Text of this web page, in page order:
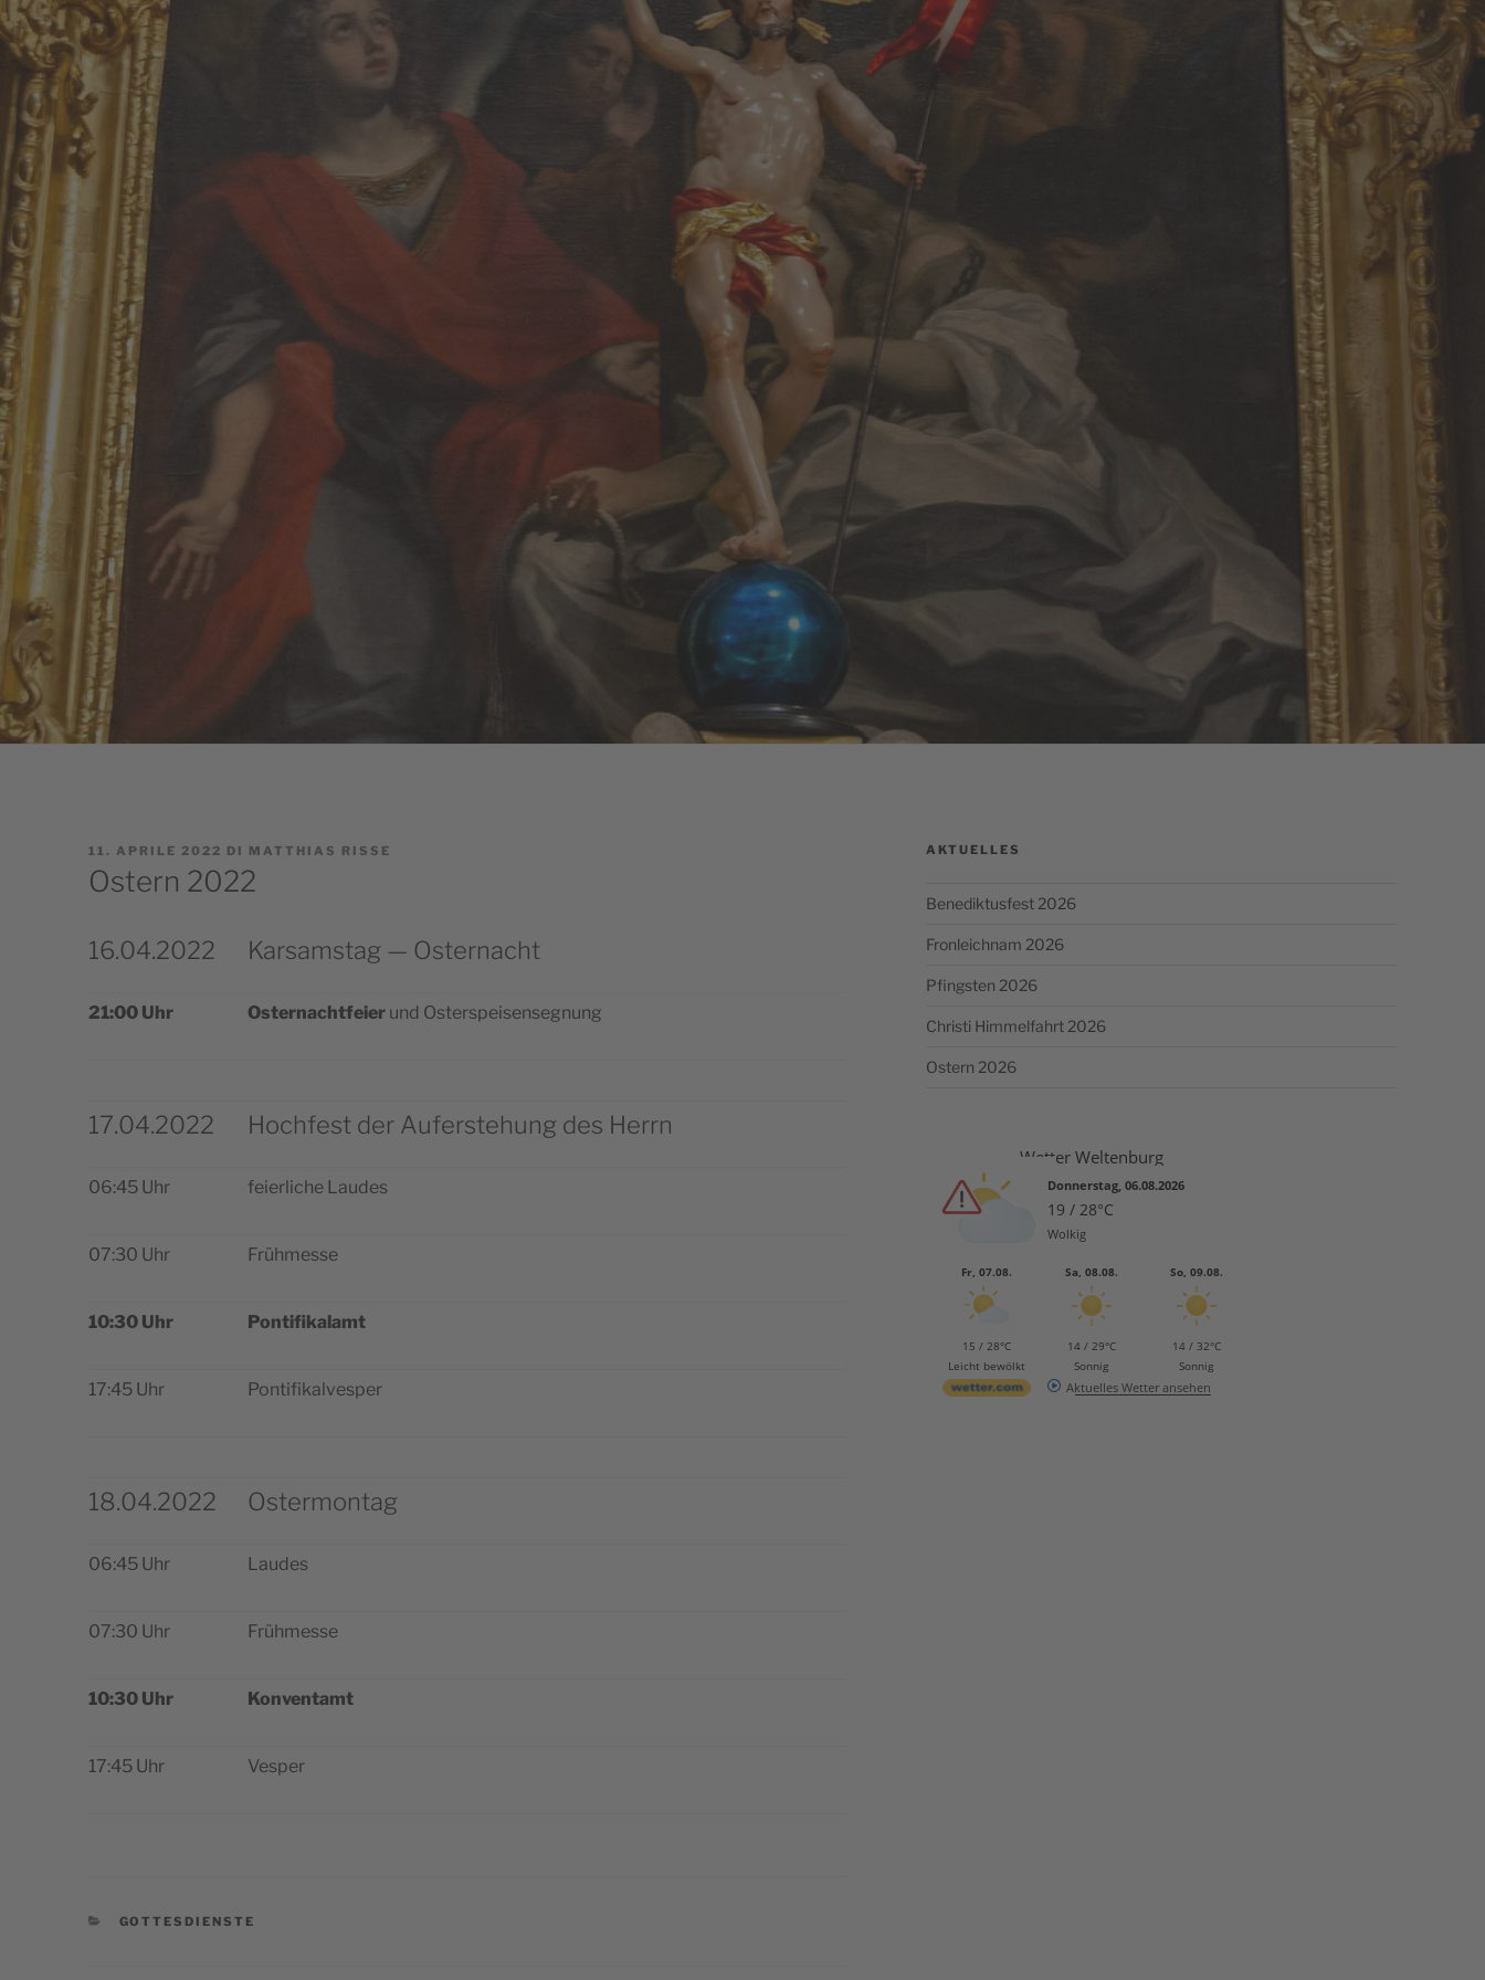
PUBBLICATO
IL
11. APRILE 2022 DI MATTHIAS RISSE
Ostern 2022
16.04.2022 Karsamstag — Osternacht
21:00 Uhr Oster­na­cht­feier und Oster­spei­sen­se­gnung
17.04.2022 Hochfest der Auferstehung des Herrn
06:45 Uhr feier­li­che Laudes
07:30 Uhr Früh­mes­se
10:30 Uhr Pon­ti­fi­ka­lamt
17:45 Uhr Pon­ti­fi­kal­ve­sper
18.04.2022 Ostermontag
06:45 Uhr Lau­des
07:30 Uhr Früh­mes­se
10:30 Uhr Kon­ven­tamt
17:45 Uhr Vesper
CATEGORIE
GOTTESDIENSTE
AKTUELLES
Benediktusfest 2026
Fronleichnam 2026
Pfingsten 2026
Christi Himmelfahrt 2026
Ostern 2026
Wetter Weltenburg
Donnerstag, 06.08.2026
19 / 28°C
Wolkig
Fr, 07.08.
15 / 28°C
Leicht bewölkt
Sa, 08.08.
14 / 29°C
Sonnig
So, 09.08.
14 / 32°C
Sonnig
Aktuelles Wetter ansehen